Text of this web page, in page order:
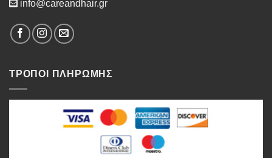
info@careandhair.gr
ΤΡΟΠΟΙ ΠΛΗΡΩΜΗΣ